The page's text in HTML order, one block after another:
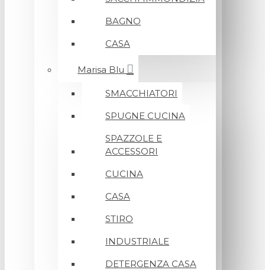
BAGNO
CASA
Marisa Blu
SMACCHIATORI
SPUGNE CUCINA
SPAZZOLE E
ACCESSORI
CUCINA
CASA
STIRO
INDUSTRIALE
DETERGENZA CASA